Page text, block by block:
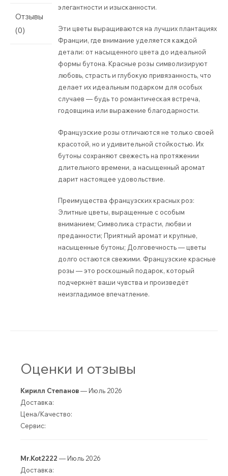
Отзывы
(0)
элегантности и изысканности.
Эти цветы выращиваются на лучших плантациях
Франции, где внимание уделяется каждой
детали: от насыщенного цвета до идеальной
формы бутона. Красные розы символизируют
любовь, страсть и глубокую привязанность, что
делает их идеальным подарком для особых
случаев — будь то романтическая встреча,
годовщина или выражение благодарности.
Французские розы отличаются не только своей
красотой, но и удивительной стойкостью. Их
бутоны сохраняют свежесть на протяжении
длительного времени, а насыщенный аромат
дарит настоящее удовольствие.
Преимущества французских красных роз:
Элитные цветы, выращенные с особым
вниманием; Символика страсти, любви и
преданности; Приятный аромат и крупные,
насыщенные бутоны; Долговечность — цветы
долго остаются свежими. Французские красные
розы — это роскошный подарок, который
подчеркнёт ваши чувства и произведёт
неизгладимое впечатление.
Оценки и отзывы
Кирилл Степанов— Июль 2026
Доставка:
Цена/Качество:
Сервис:
Mr.Kot2222 — Июль 2026
Доставка: